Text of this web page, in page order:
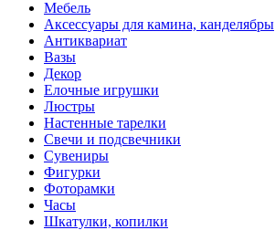
Мебель
Аксессуары для камина, канделябры
Антиквариат
Вазы
Декор
Елочные игрушки
Люстры
Настенные тарелки
Свечи и подсвечники
Сувениры
Фигурки
Фоторамки
Часы
Шкатулки, копилки